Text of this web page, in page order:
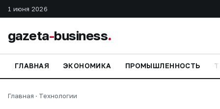
1 июня 2026
gazeta-business.
ГЛАВНАЯ ЭКОНОМИКА ПРОМЫШЛЕННОСТЬ
Главная · Технологии